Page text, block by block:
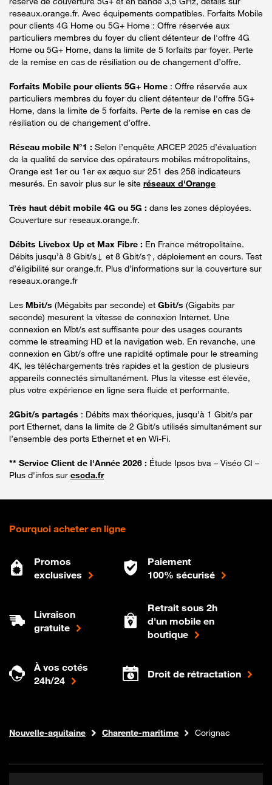
reseaux.orange.fr. Avec équipements compatibles. Forfaits Mobile
pour clients 4G Home ou 5G+ Home : Offre réservée aux
particuliers membres du foyer du client détenteur de l'offre 4G
Home ou 5G+ Home, dans la limite de 5 forfaits par foyer. Perte
de la remise en cas de résiliation ou de changement d’offre.
Forfaits Mobile pour clients 5G+ Home : Offre réservée aux
particuliers membres du foyer du client détenteur de l'offre 5G+
Home, dans la limite de 5 forfaits. Perte de la remise en cas de
résiliation ou de changement d’offre.
Réseau mobile N°1 : Selon l’enquête ARCEP 2025 d’évaluation
de la qualité de service des opérateurs mobiles métropolitains,
Orange est 1er ou 1er ex æquo sur 251 des 258 indicateurs
mesurés. En savoir plus sur le site réseaux d'Orange
Très haut débit mobile 4G ou 5G : dans les zones déployées.
Couverture sur reseaux.orange.fr.
Débits Livebox Up et Max Fibre : En France métropolitaine.
Débits jusqu’à 8 Gbit/s↓ et 8 Gbit/s↑, déploiement en cours. Test
d’éligibilité sur orange.fr. Plus d’informations sur la couverture sur
reseaux.orange.fr
Les Mbit/s (Mégabits par seconde) et Gbit/s (Gigabits par
seconde) mesurent la vitesse de connexion Internet. Une
connexion en Mbt/s est suffisante pour des usages courants
comme le streaming HD et la navigation web. En revanche, une
connexion en Gbt/s offre une rapidité optimale pour le streaming
4K, les téléchargements très rapides et la gestion de plusieurs
appareils connectés simultanément. Plus la vitesse est élevée,
plus votre expérience en ligne sera fluide et performante.
2Gbit/s partagés : Débits max théoriques, jusqu’à 1 Gbit/s par
port Ethernet, dans la limite de 2 Gbit/s utilisés simultanément sur
l’ensemble des ports Ethernet et en Wi-Fi.
** Service Client de l'Année 2026 : Étude Ipsos bva – Viséo CI –
Plus d'infos sur escda.fr
Pourquoi acheter en ligne
Promos
exclusives
Paiement
100% sécurisé
Livraison
gratuite
Retrait sous 2h
d'un mobile en
boutique
À vos cotés
24h/24
Droit de rétractation
Boutique Orange
Internet fibre
Nouvelle-aquitaine Charente-maritime Corignac